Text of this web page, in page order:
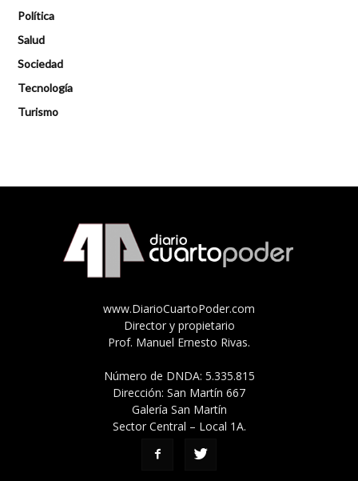
Política
Salud
Sociedad
Tecnología
Turismo
www.DiarioCuartoPoder.com
Director y propietario
Prof. Manuel Ernesto Rivas.
Número de DNDA: 5.335.815
Dirección: San Martín 667
Galería San Martín
Sector Central – Local 1A.